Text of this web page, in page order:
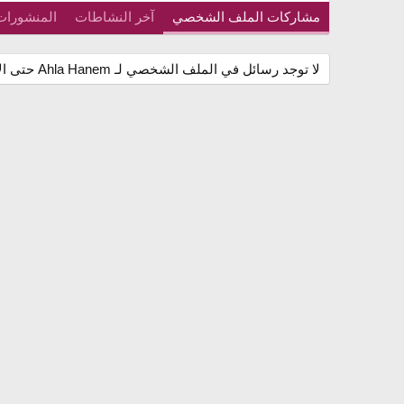
مشاركات الملف الشخصي آخر النشاطات
لا توجد رسائل في الملف الشخصي لـ Ahla Hanem حتى الآن.